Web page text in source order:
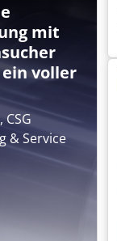
mit
voller
CSG
& Service